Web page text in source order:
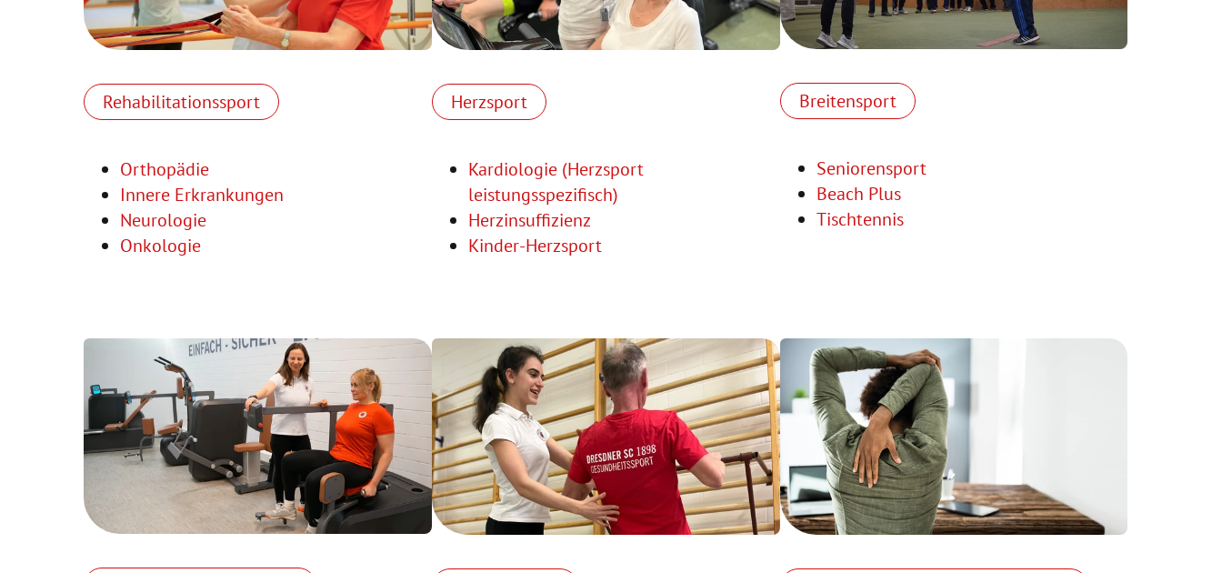
Rehabilitationssport
Orthopädie
Innere Erkrankungen
Neurologie
Onkologie
Herzsport
Kardiologie (Herzsport
leistungsspezifisch)
Herzinsuffizienz
Kinder-Herzsport
Breitensport
Seniorensport
Beach Plus
Tischtennis